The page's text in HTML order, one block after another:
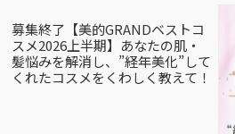
募集終了【美的GRANDベストコ
スメ2026上半期】あなたの肌・
髪悩みを解消し、”経年美化”して
くれたコスメをくわしく教えて！